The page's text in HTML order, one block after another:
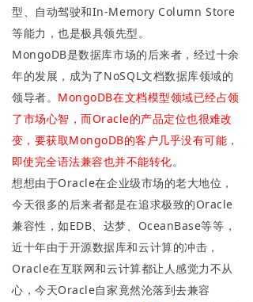
型、自动驾驶和In-Memory Column Store
等能力，也是极具领先型。
MongoDB是数据库市场的后来者，经过十余
年的发展，成为了NoSQL文档数据库领域的
领导者。 MongoDB在文档模型领域已经占领
了市场心智，而Oracle的产品定位也很难改
变，要获取MongoDB的客户几乎没有可能，
即使完全语法兼容也并不能转化。
想想由于Oracle在企业级市场的老大地位，
今天很多的后来者都是在追求极致的Oracle
兼容性，如EDB、达梦、OceanBase等等，
近十年由于开源数据库和云计算的冲击，
Oracle在互联网和云计算都让人感觉力不从
心，今天Oracle自家竟然沦落到去兼容